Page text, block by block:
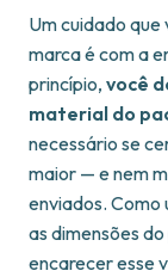
Um cuidado
marca é com a
princípio, você
material do
necessário se
maior — e nem
enviados. Como
as dimensões
encarecer esse